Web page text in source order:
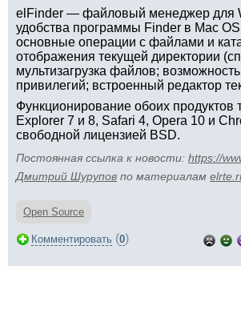
elFinder — файловый менеджер для
удобства программы Finder в Mac
основные операции с файлами и
отображения текущей директории
мультизагрузка файлов;
привилегий; встроенный редактор
Функционирование обоих продуктов
Explorer 7 и 8, Safari 4, Opera 10 и
свободной лицензией BSD.
Постоянная ссылка к новости: https://
Дмитрий Шурупов по материалам
Open Source
Комментировать (0)